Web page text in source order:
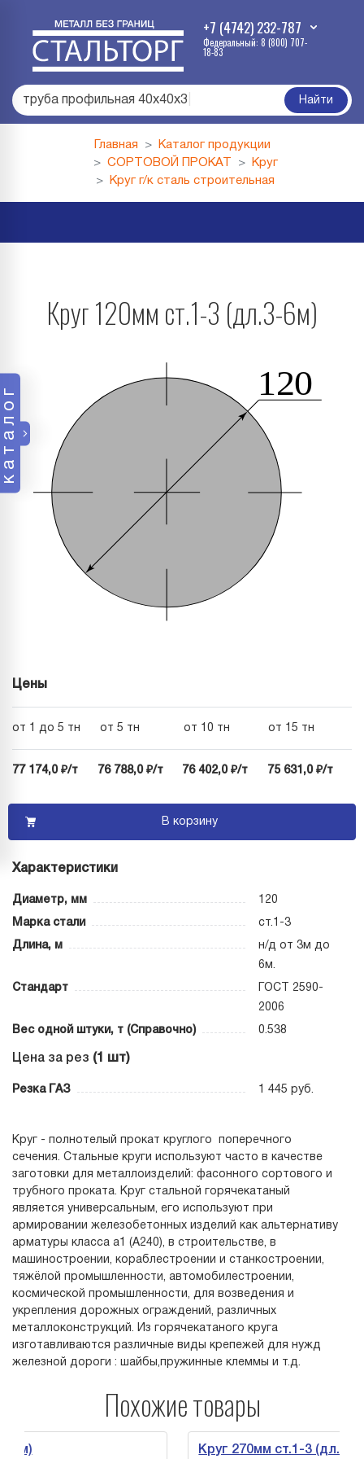
+7 (4742) 232-787
Федеральный: 8 (800) 707-
18-83
труба профильная 40х40х3 Найти
каталог
Главная
Каталог продукции
СОРТОВОЙ ПРОКАТ
Круг
Круг г/к сталь строительная
Круг 120мм ст.1-3 (дл.3-6м)
Цены
от 1 до 5 тн от 5 тн от 10 тн от 15 тн
77 174,0 ₽/т 76 788,0 ₽/т 76 402,0 ₽/т 75 631,0 ₽/т
В корзину
Характеристики
Диаметр, мм 120
Марка стали ст.1-3
Длина, м
н/д от 3м до
6м.
Стандарт
ГОСТ 2590-
2006
Вес одной штуки, т (Справочно) 0.538
Цена за рез (1 шт)
Резка ГАЗ 1 445 руб.
Круг - полнотелый прокат круглого поперечного
сечения. Стальные круги используют часто в качестве
заготовки для металлоизделий: фасонного сортового и
трубного проката. Круг стальной горячекатаный
является универсальным, его используют при
армировании железобетонных изделий как альтернативу
арматуры класса а1 (А240), в строительстве, в
машиностроении, кораблестроении и станкостроении,
тяжёлой промышленности, автомобилестроении,
космической промышленности, для возведения и
укрепления дорожных ограждений, различных
металлоконструкций. Из горячекатаного круга
изготавливаются различные виды крепежей для нужд
железной дороги : шайбы,пружинные клеммы и т.д.
Похожие товары
Круг 270мм ст.1-3 (дл.3-6м)